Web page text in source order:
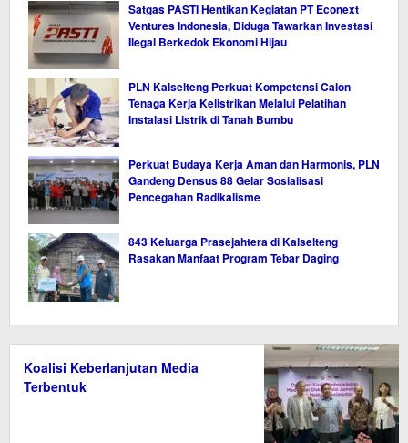
Satgas PASTI Hentikan Kegiatan PT Econext
Ventures Indonesia, Diduga Tawarkan Investasi
Ilegal Berkedok Ekonomi Hijau
PLN Kalselteng Perkuat Kompetensi Calon
Tenaga Kerja Kelistrikan Melalui Pelatihan
Instalasi Listrik di Tanah Bumbu
Perkuat Budaya Kerja Aman dan Harmonis, PLN
Gandeng Densus 88 Gelar Sosialisasi
Pencegahan Radikalisme
843 Keluarga Prasejahtera di Kalselteng
Rasakan Manfaat Program Tebar Daging
Koalisi Keberlanjutan Media
Terbentuk